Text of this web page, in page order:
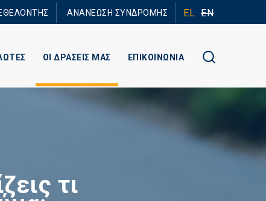
ΕΘΕΛΟΝΤΗΣ ΑΝΑΝΕΩΣΗ ΣΥΝΔΡΟΜΗΣ EL EN
ΟΙ ΔΡΑΣΕΙΣ ΜΑΣ ΕΠΙΚΟΙΝΩΝΙΑ
τι